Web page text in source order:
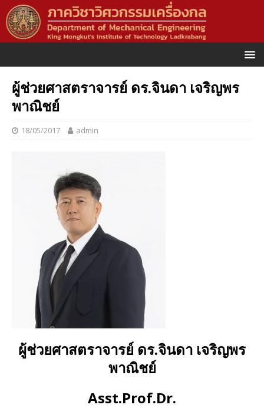
ผู้ช่วยศาสตราจารย์ ดร.จินดา เจริญพร
พาณิชย์
18/05/2017 admin
ผู้ช่วยศาสตราจารย์ ดร.จินดา เจริญพร
พาณิชย์
Asst.Prof.Dr.